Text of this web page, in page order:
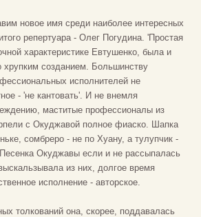
новое имя среди наиболее интересных
репертуара - Олег Погудина. 'Простая
характеристике Евтушенко, была и
хрупким созданием. Большинству
исполнителей не
- 'не кантовать'. И не внемля
маститые профессионалы из
с Окуджавой полное фиаско. Шапка
сомбреро - не по Хуану, а тулупчик -
Окуджавы если и не рассыпалась
из них, долгое время
исполнение - авторское.
толкований она, скорее, поддавалась